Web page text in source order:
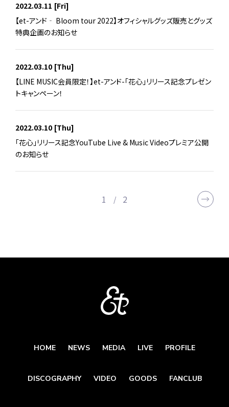
2022.03.11 [Fri]
【et-アンド‐ Bloom tour 2022】オフィシャルグッズ販売とグッズ
特典企画のお知らせ
2022.03.10 [Thu]
【LINE MUSIC会員限定！】et-アンド-「花心」リリース記念プレゼン
トキャンペーン！
2022.03.10 [Thu]
「花心」リリース記念YouTube Live & Music Videoプレミア公開
のお知らせ
1 2
HOME NEWS MEDIA LIVE PROFILE
DISCOGRAPHY VIDEO GOODS FANCLUB